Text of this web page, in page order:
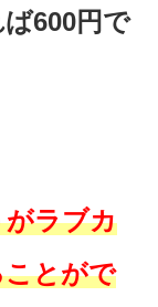
600円で
がラブカ
とがで